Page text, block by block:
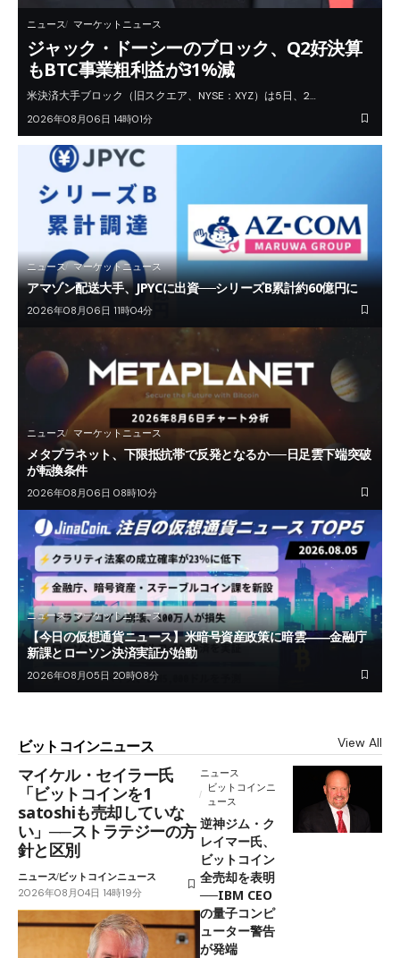
ニュース マーケットニュース
ジャック・ドーシーのブロック、Q2好決算
もBTC事業粗利益が31%減
米決済大手ブロック（旧スクエア、NYSE：XYZ）は5日、2…
2026年08月06日 14時01分
ニュース マーケットニュース
アマゾン配送大手、JPYCに出資──シリーズB累計約60億円に
2026年08月06日 11時04分
ニュース マーケットニュース
メタプラネット、下限抵抗帯で反発となるか──日足雲下端突破
が転換条件
2026年08月06日 08時10分
ニュース マーケットニュース
【今日の仮想通貨ニュース】米暗号資産政策に暗雲――金融庁
新課とローソン決済実証が始動
2026年08月05日 20時08分
ビットコインニュース View All
マイケル・セイラー氏
「ビットコインを1
satoshiも売却していな
い」──ストラテジーの方
針と区別
ニュースビットコインニュース
2026年08月04日 14時19分
ニュース
ビットコインニ
ュース
逆神ジム・ク
レイマー氏、
ビットコイン
全売却を表明
──IBM CEO
の量子コンピ
ューター警告
が発端